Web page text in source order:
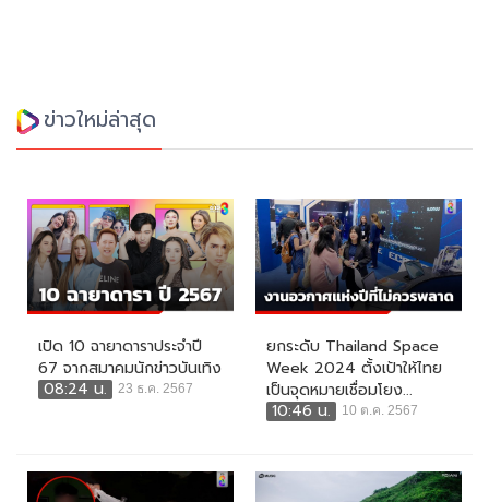
ข่าวใหม่ล่าสุด
เปิด 10 ฉายาดาราประจำปี
67 จากสมาคมนักข่าวบันเทิง
08:24 น.
23 ธ.ค. 2567
ยกระดับ Thailand Space
Week 2024 ตั้งเป้าให้ไทย
เป็นจุดหมายเชื่อมโยง...
10:46 น.
10 ต.ค. 2567